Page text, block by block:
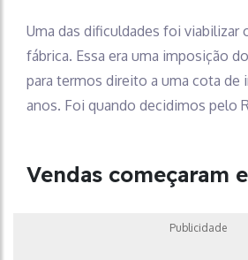
Uma das dificuldades foi viabilizar
fábrica. Essa era uma imposição
para termos direito a uma cota de
anos. Foi quando decidimos pelo
Vendas começaram
Publicidade